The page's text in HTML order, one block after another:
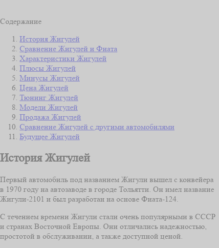
Содержание
История Жигулей
Сравнение Жигулей и Фиата
Характеристики Жигулей
Плюсы Жигулей
Минусы Жигулей
Цена Жигулей
Тюнинг Жигулей
Модели Жигулей
Продажа Жигулей
Сравнение Жигулей с другими автомобилями
Будущее Жигулей
История Жигулей
Первый автомобиль под названием Жигули вышел с конвейера
в 1970 году на автозаводе в городе Тольятти. Он имел название
Жигули-2101 и был разработан на основе Фиата-124.
С течением времени Жигули стали очень популярными в СССР
и странах Восточной Европы. Они отличались надежностью,
простотой в обслуживании, а также доступной ценой.